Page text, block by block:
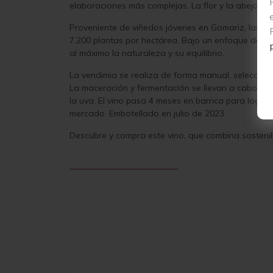
elaboraciones más complejas. La flor y la abeja
Proveniente de viñedos jóvenes en Gomariz, las
7.200 plantas por hectárea. Bajo un enfoque de
al máximo la naturaleza y su equilibrio.
La vendimia se realiza de forma manual,
La maceración y fermentación se llevan a cabo
la uva. El vino pasa 4 meses en barrica para
mercado. Embotellado en julio de 2023.
Descubre y compra este vino, que combina